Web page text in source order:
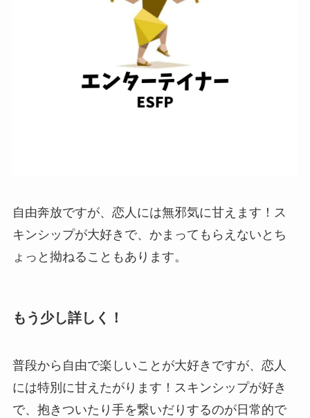
自由奔放ですが、恋人には無邪気に甘えます！ス
キンシップが大好きで、かまってもらえないとち
ょっと拗ねることもあります。
もう少し詳しく！
普段から自由で楽しいことが大好きですが、恋人
には特別に甘えたがります！スキンシップが好き
で、抱きついたり手を繋いだりするのが日常的で